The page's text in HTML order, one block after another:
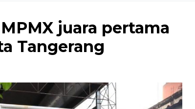
juara pertama
Tangerang